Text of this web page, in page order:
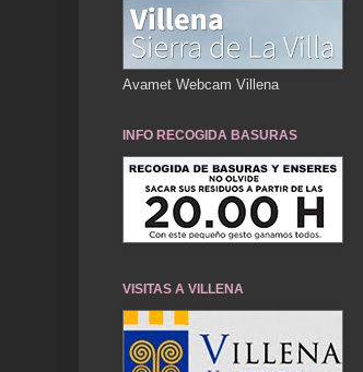
Avamet Webcam Villena
INFO RECOGIDA BASURAS
VISITAS A VILLENA